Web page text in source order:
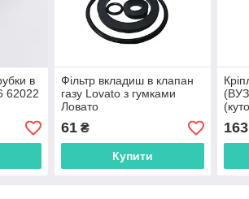
в
62022
Фільтр вкладиш в клапан
газу Lovato з гумками
Ловато
61₴
Купити
к-т
163